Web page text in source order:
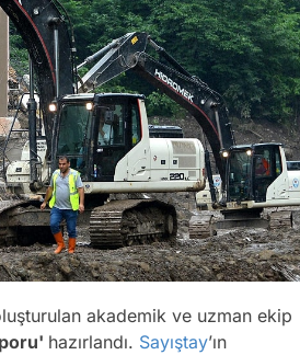
akademik ve uzman ekip
hazırlandı. Sayıştay’ın